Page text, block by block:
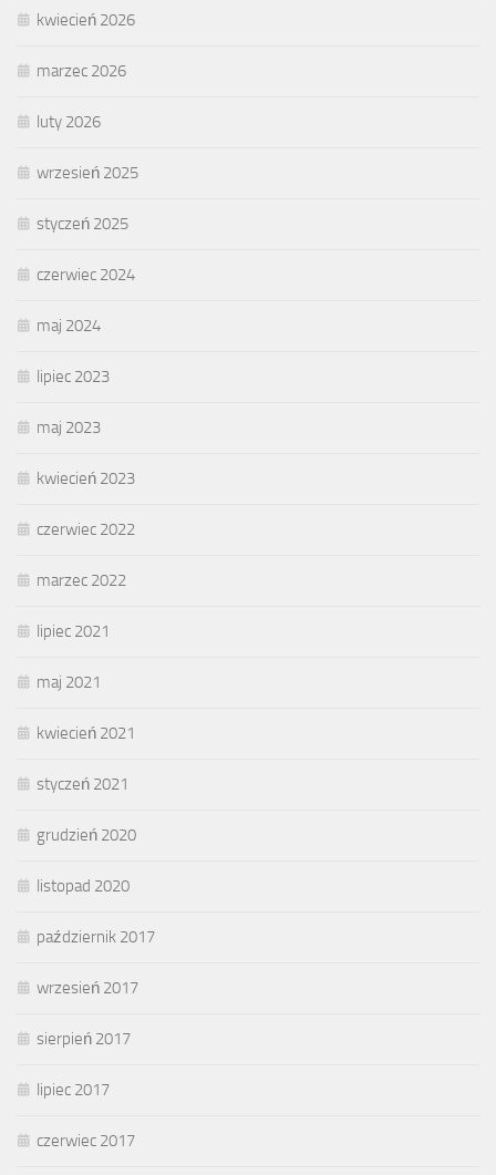
kwiecień 2026
marzec 2026
luty 2026
wrzesień 2025
styczeń 2025
czerwiec 2024
maj 2024
lipiec 2023
maj 2023
kwiecień 2023
czerwiec 2022
marzec 2022
lipiec 2021
maj 2021
kwiecień 2021
styczeń 2021
grudzień 2020
listopad 2020
październik 2017
wrzesień 2017
sierpień 2017
lipiec 2017
czerwiec 2017